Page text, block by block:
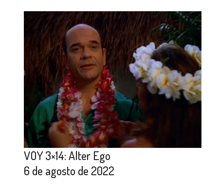
VOY 3×14: Alter Ego
6 de agosto de 2022